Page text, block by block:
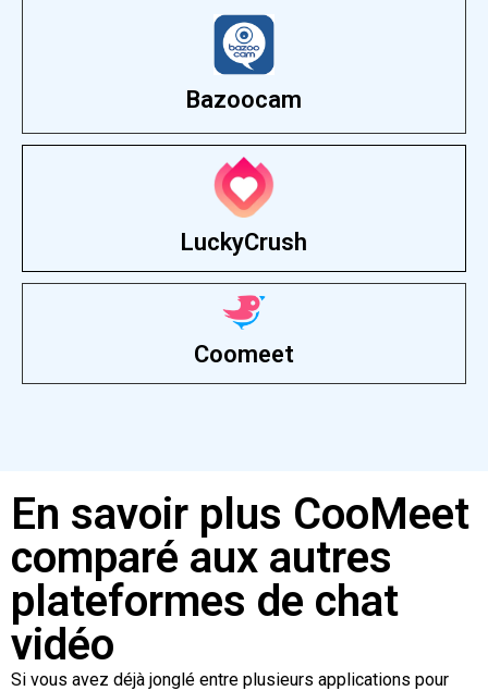
Bazoocam
LuckyCrush
Coomeet
En savoir plus CooMeet
comparé aux autres
plateformes de chat
vidéo
Si vous avez déjà jonglé entre plusieurs applications pour